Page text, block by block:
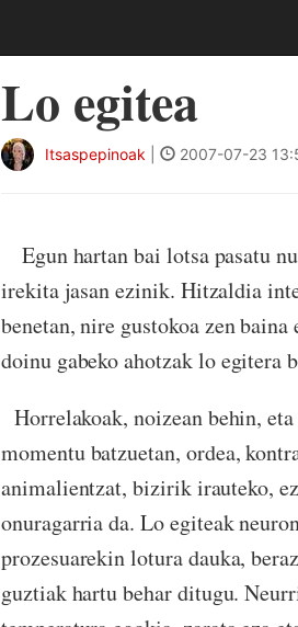
Lo egitea
Itsaspepinoak 2007-07-23
Egun hartan bai lotsa pasatu
irekita jasan ezinik. Hitzaldia
benetan, nire gustokoa zen
doinu gabeko ahotzak lo egitera
Horrelakoak, noizean behin,
momentu batzuetan, ordea,
animalientzat, bizirik irauteko,
onuragarria da. Lo egiteak
prozesuarekin lotura dauka,
guztiak hartu behar ditugu.